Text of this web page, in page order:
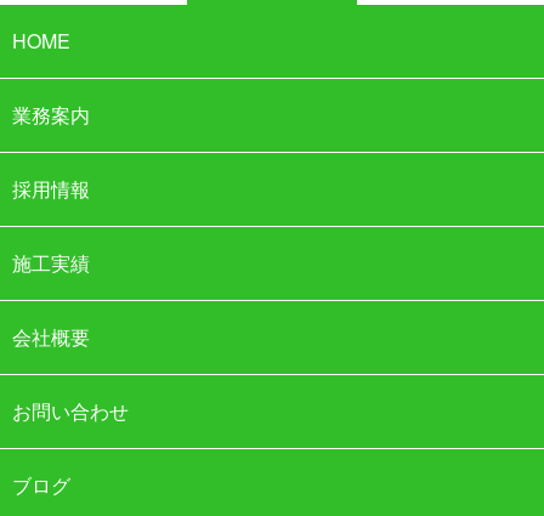
HOME
業務案内
採用情報
施工実績
会社概要
お問い合わせ
ブログ